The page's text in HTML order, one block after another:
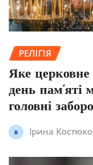
РЕЛІГІЯ
Яке
день пам’яті
головні
Ірина